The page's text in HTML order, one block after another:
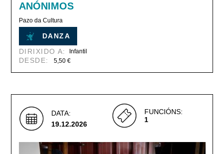
ANÓNIMOS
Pazo da Cultura
DANZA
DIRIXIDO A:
Infantil
DESDE: 5,50 €
DATA:
19.12.2026
FUNCIÓNS:
1